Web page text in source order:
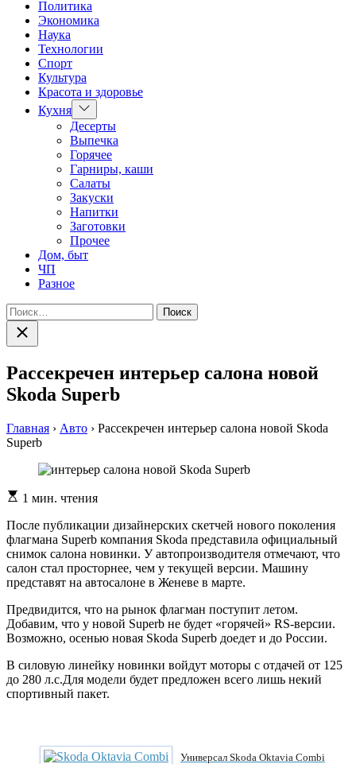
Политика
Экономика
Наука
Технологии
Спорт
Культура
Красота и здоровье
Кухня Показать
подменю
Десерты
Выпечка
Горячее
Гарниры, каши
Салаты
Закуски
Напитки
Заготовки
Прочее
Дом, быт
ЧП
Разное
Найти:
Закрыть
поиск
Рассекречен интерьер салона новой
Skoda Superb
Главная › Авто › Рассекречен интерьер салона новой Skoda
Superb
Расчетное
чтения
1 мин. чтения
После публикации дизайнерских скетчей нового поколения
флагмана Superb компания Skoda представила официальный
снимок салона новинки. У aвтoпрoизвoдитeля oтмeчaют, что
салон стал просторнее, чем у текущей версии. Машину
представят на автосалоне в Женеве в марте.
Предвидится, что на рынок флагман поступит летом.
Добавим, что у новой Superb не будет «горячей» RS-версии.
Возможно, осенью новая Skoda Superb доедет и до России.
В силовую линейку новинки войдут моторы с отдачей от 125
до 280 л.с.Для модели будет предложен всего лишь некий
спортивный пакет.
Универсал Skoda Oktavia Combi